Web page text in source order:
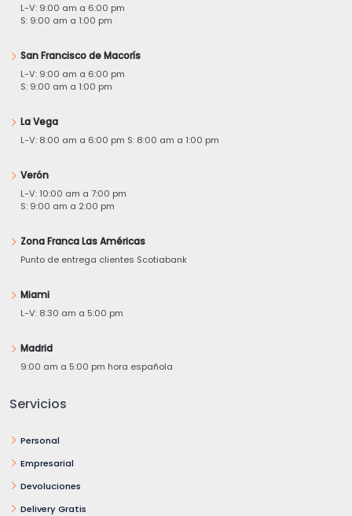
L-V: 9:00 am a 6:00 pm
S: 9:00 am a 1:00 pm
San Francisco de Macorís
L-V: 9:00 am a 6:00 pm
S: 9:00 am a 1:00 pm
La Vega
L-V: 8:00 am a 6:00 pm S: 8:00 am a 1:00 pm
Verón
L-V: 10:00 am a 7:00 pm
S: 9:00 am a 2:00 pm
Zona Franca Las Américas
Punto de entrega clientes Scotiabank
Miami
L-V: 8:30 am a 5:00 pm
Madrid
9:00 am a 5:00 pm hora española
Servicios
Personal
Empresarial
Devoluciones
Delivery Gratis